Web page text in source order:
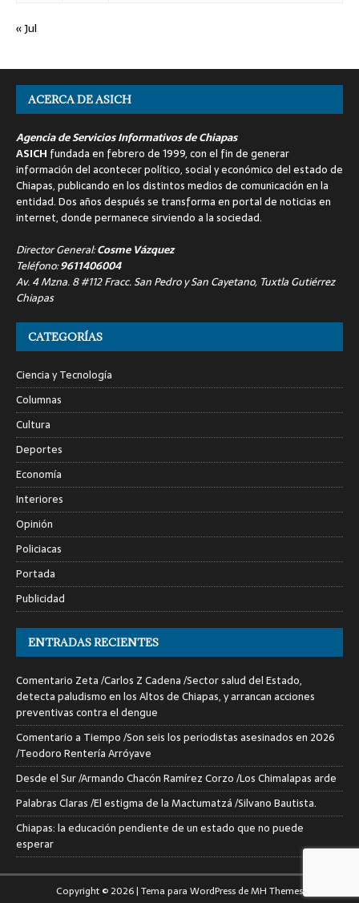
« Jul
ACERCA DE ASICH
Agencia de Servicios Informativos de Chiapas
ASICH fundada en febrero de 1999, con el fin de generar
información del acontecer político, social y económico del estado de
Chiapas, publicando en los distintos medios de comunicación en la
entidad. Dos años después se transforma en portal de noticias en
internet, donde permanece sirviendo a la sociedad.
Director General:Cosme Vázquez
Teléfono:9611406004
Av. 4 Mzna. 8 #112 Fracc. San Pedro y San Cayetano, Tuxtla Gutiérrez
Chiapas
CATEGORÍAS
Ciencia y Tecnología
Columnas
Cultura
Deportes
Economía
Interiores
Opinión
Policiacas
Portada
Publicidad
ENTRADAS RECIENTES
Comentario Zeta /Carlos Z Cadena /Sector salud del Estado,
detecta paludismo en los Altos de Chiapas, y arrancan acciones
preventivas contra el dengue
Comentario a Tiempo /Son seis los periodistas asesinados en 2026
/Teodoro Rentería Arróyave
Desde el Sur /Armando Chacón Ramírez Corzo /Los Chimalapas arde
Palabras Claras /El estigma de la Mactumatzá /Silvano Bautista.
Chiapas: la educación pendiente de un estado que no puede
esperar
Copyright © 2026 | Tema para WordPress deMH Themes